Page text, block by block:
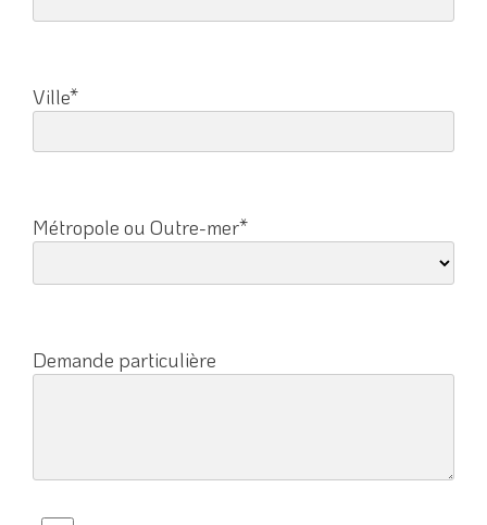
Ville*
Métropole ou Outre-mer*
Demande particulière